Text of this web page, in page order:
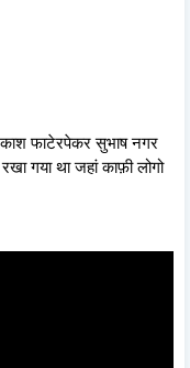
फाटेरपेकर सुभाष नगर
गया था जहां काफ़ी लोगो